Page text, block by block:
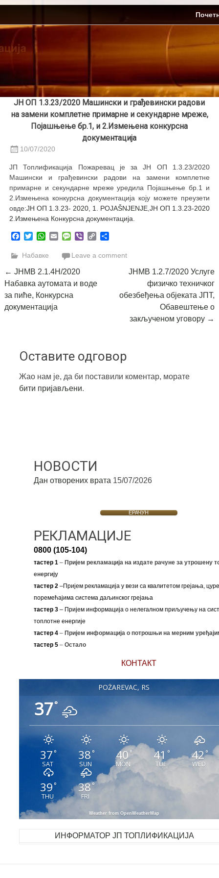
Skip
content
ЈН ОП 1.3.23/2020 Машински и грађевински радови
на замени комплетне примарне и секундарне мреже,
Појашњење бр.1, и 2.Измењена конкурсна
документација
10/07/2020
ЈП Топлификација Пожаревац је за ЈН ОП 1.3.23/2020
Машински и грађевински радови на замени комплетне
примарне и секундарне мреже уредила Појашњење бр.1 и
2.Измењена конкурсна документација коју можете преузети
овде:JН ОП 1.3.23- 2020, 1. POJAŠNJENJE ,ЈН ОП 1.3.23-2020
2.Измењена Конкурсна документација.
Facebook
TwitterWhatsApp
EmailMessage
ViberCopy
Набавке Leave a comment
Post
navigation
← ЈНМВ 2.1.4Н/2020
Набавка аутомата и воде
за пиће, Конкурсна
документација
ЈНМВ 1.2.7/2020 Услуге
физичко техничког
обезбеђења објеката ЈПТ,
Обавештење о
закљученом уговору →
Оставите одговор
Жао нам је, да би поставили коментар, морате
бити пријављени.
НОВОСТИ
Дан отворених врата 15/07/2026
ЕРАЧУН
РЕКЛАМАЦИЈЕ
0800 (105-104)
тастер 1–Пријем рекламација на издате рачуне за утрошену
енергију
тастер 2–Пријем рекламација у вези са квалитетом грејања,
поремећајима система даљинског грејања
тастер 3– Пријем информација о нелегалном приључењу на
топлотне енергије
тастер 4 – Пријем информација о потрошњи на мерним
тастер 5 – Остало
КОНТАКТ
POŽAREVAC, RS
37°
37°
SAT
38 °
SUN
40°
MON
41 °
TUE
42°
WED
39°
THU
38°
FRI
Weather from OpenWeatherMap
ИНФОРМАТОР ЈП ТОПЛИФИКАЦИЈА